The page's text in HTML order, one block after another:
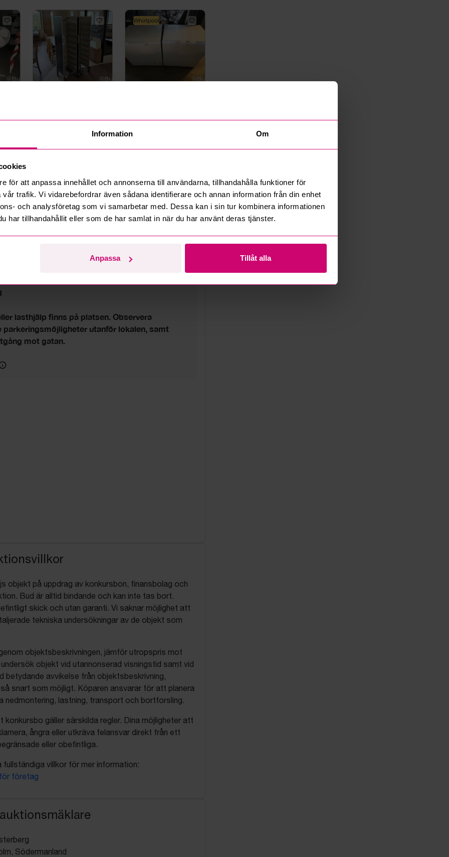
Information Om
för att anpassa innehållet och annonserna till användarna, tillhandahålla funktioner för
trafik. Vi vidarebefordrar även sådana identifierare och annan information från din enhet
och analysföretag som vi samarbetar med. Dessa kan i sin tur kombinera informationen
har tillhandahållit eller som de har samlat in när du har använt deras tjänster.
Anpassa Tillåt alla
Gram/ Whirlpool
Whirlpool
12:35
lasthjälp finns på platsen. Observera
parkeringsmöjligheter utanför lokalen, samt
mot gatan.
objekt på uppdrag av konkursbon, finansbolag och
Bud är alltid bindande och kan inte tas bort.
skick och utan garanti. Vi saknar möjlighet att
tekniska undersökningar av de objekt som
objektsbeskrivningen, jämför utropspris mot
undersök objekt vid utannonserad visningstid samt vid
betydande avvikelse från objektsbeskrivning,
snart som möjligt. Köparen ansvarar för att planera
nedmontering, lastning, transport och bortforsling.
konkursbo gäller särskilda regler. Dina möjligheter att
ångra eller utkräva felansvar direkt från ett
eller obefintliga.
fullständiga villkor för mer information:
företag
Södermanland